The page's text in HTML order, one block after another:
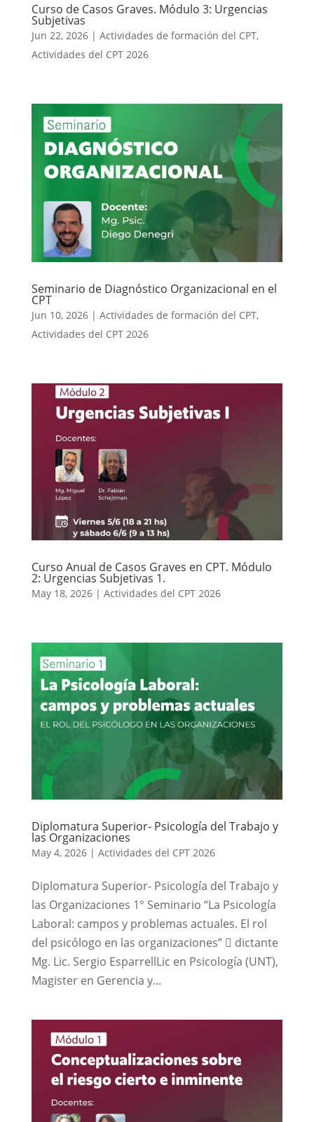
Curso de Casos Graves. Módulo 3: Urgencias
Subjetivas
Jun 22, 2026| Actividades de formación del CPT,
Actividades del CPT 2026
Seminario de Diagnóstico Organizacional en el
CPT
Jun 10, 2026| Actividades de formación del CPT,
Actividades del CPT 2026
Curso Anual de Casos Graves en CPT. Módulo
2: Urgencias Subjetivas 1.
May 18, 2026| Actividades del CPT 2026
Diplomatura Superior- Psicología del Trabajo y
las Organizaciones
May 4, 2026| Actividades del CPT 2026
Diplomatura Superior- Psicología del Trabajo y
las Organizaciones 1° Seminario “La Psicología
Laboral: campos y problemas actuales. El rol
del psicólogo en las organizaciones”  dictante
Mg. Lic. Sergio EsparrellLic en Psicología (UNT),
Magister en Gerencia y...